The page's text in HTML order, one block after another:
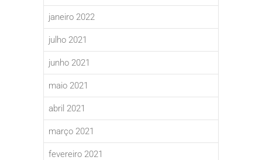
janeiro 2022
julho 2021
junho 2021
maio 2021
abril 2021
março 2021
fevereiro 2021